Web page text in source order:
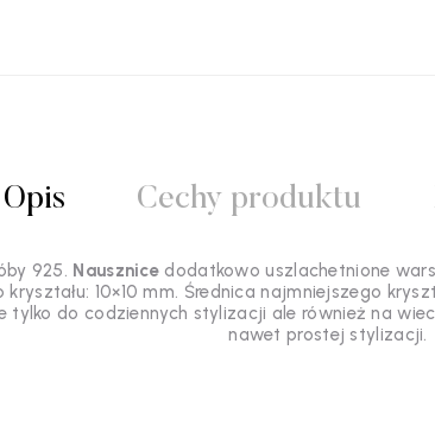
Opis Cechy produktu
925. Nausznice dodatkowo uszlachetnione
10×10 mm. Średnica najmniejszego
tylko do codziennych stylizacji ale również na
nawet prostej stylizacji.